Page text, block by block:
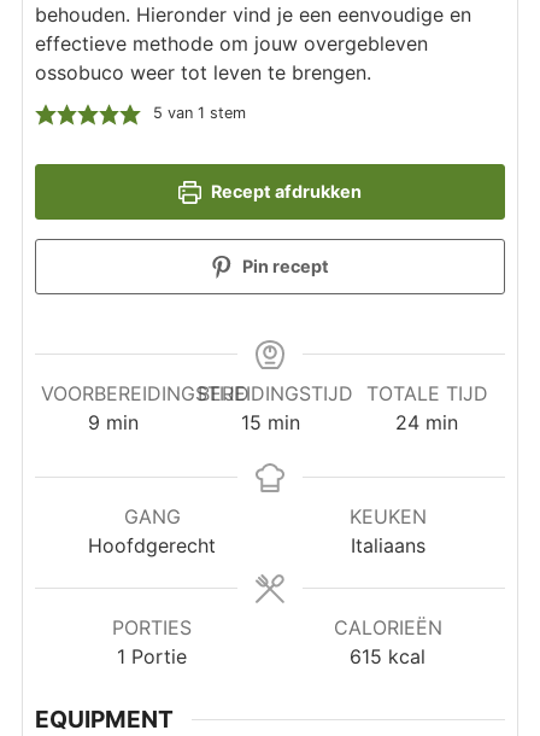
behouden. Hieronder vind je een eenvoudige en
effectieve methode om jouw overgebleven
ossobuco weer tot leven te brengen.
5 van 1 stem
Recept afdrukken
Pin recept
VOORBEREIDINGSTIJD
9minuten
min
BEREIDINGSTIJD
15minuten
min
TOTALE TIJD
24minuten
min
GANG
Hoofdgerecht
KEUKEN
Italiaans
PORTIES
1 Portie
CALORIEËN
615 kcal
EQUIPMENT